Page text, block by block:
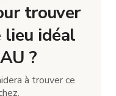
trouver
idéal
?
à trouver ce